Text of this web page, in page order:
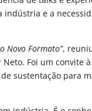
e a
Novo Formato”,
Foi um convite
sustentação para